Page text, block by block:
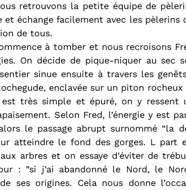
retrouvons la petite équipe de
et échange facilement avec les pèlerins
de tous.
à tomber et nous recroisons
On décide de pique-niquer au sec
sinue ensuite à travers les
enclavée sur un piton
est très simple et épuré, on y ressent
Selon Fred, l’énergie y est
le passage abrupt surnommé “la
atteindre le fond des gorges. L part
arbres et on essaye d’éviter de
: ”si j’ai abandonné le Nord, le
ses origines. Cela nous donne